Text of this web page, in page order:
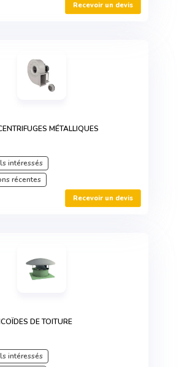
Recevoir un devis
MÉTALLIQUES
intéressés
récentes
Recevoir un devis
DE TOITURE
intéressés